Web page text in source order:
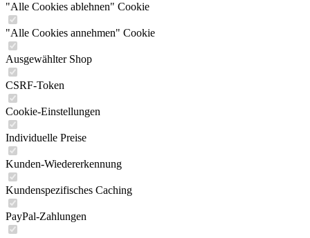
"Alle Cookies ablehnen" Cookie
"Alle Cookies annehmen" Cookie
Ausgewählter Shop
CSRF-Token
Cookie-Einstellungen
Individuelle Preise
Kunden-Wiedererkennung
Kundenspezifisches Caching
PayPal-Zahlungen